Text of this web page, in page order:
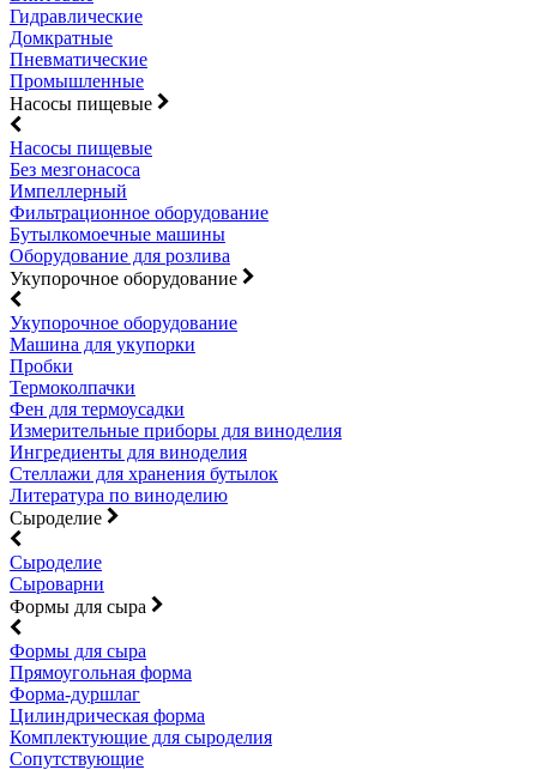
Гидравлические
Домкратные
Пневматические
Промышленные
Насосы пищевые
Насосы пищевые
Без мезгонасоса
Импеллерный
Фильтрационное оборудование
Бутылкомоечные машины
Оборудование для розлива
Укупорочное оборудование
Укупорочное оборудование
Машина для укупорки
Пробки
Термоколпачки
Фен для термоусадки
Измерительные приборы для виноделия
Ингредиенты для виноделия
Стеллажи для хранения бутылок
Литература по виноделию
Сыроделие
Сыроделие
Сыроварни
Формы для сыра
Формы для сыра
Прямоугольная форма
Форма-дуршлаг
Цилиндрическая форма
Комплектующие для сыроделия
Сопутствующие